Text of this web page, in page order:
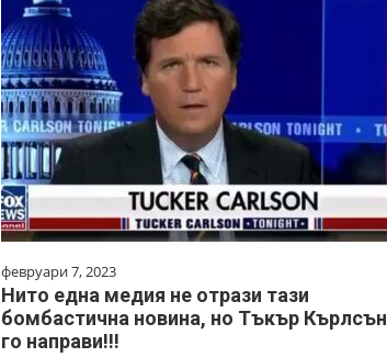
февруари 7, 2023
Нито една медия не отрази тази
бомбастична новина, но Тъкър Кърлсън
го направи!!!